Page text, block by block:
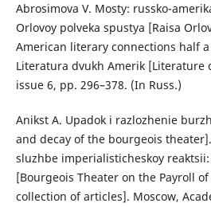
Abrosimova V. Mosty: russko-
Orlovoy polveka spustya [Raisa
American literary connections half
Literatura dvukh Amerik [Literature
issue 6, pp. 296–378. (In Russ.)
Anikst A. Upadok i razlozhenie
and decay of the bourgeois
sluzhbe imperialisticheskoy
[Bourgeois Theater on the Payroll
collection of articles]. Moscow,